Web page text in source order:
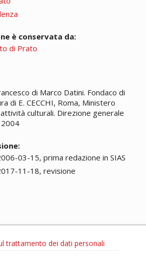
è conservata da:
di Prato
di Marco Datini. Fondaco di
di E. CECCHI, Roma, Ministero
culturali. Direzione generale
03-15, prima redazione in SIAS
11-18, revisione
trattamento dei dati personali